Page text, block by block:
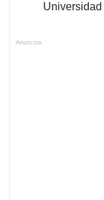
Anuncios.